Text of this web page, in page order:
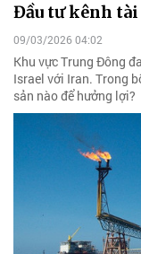
Đầu tư kênh tài
09/03/2026 04:02
Khu vực Trung Đông
Israel với Iran. Trong
sản nào để hưởng lợi?